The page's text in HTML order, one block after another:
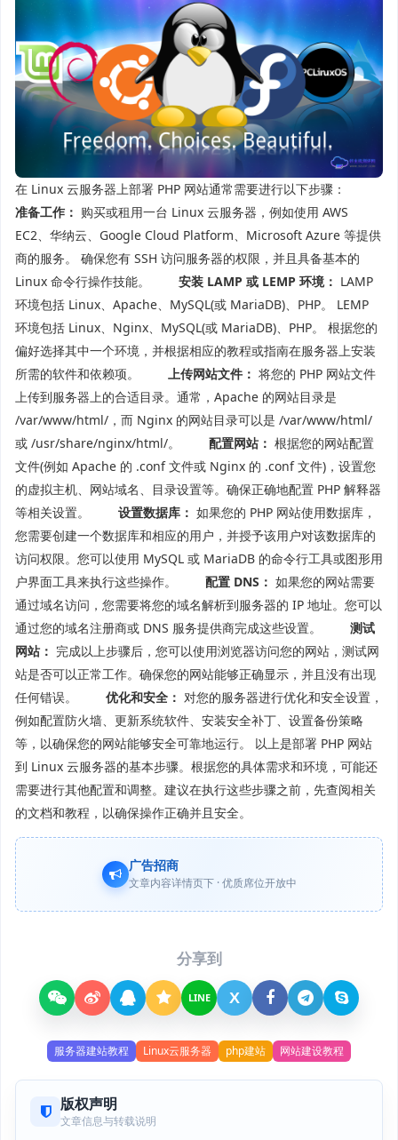
在 Linux 云服务器上部署 PHP 网站通常需要进行以下步骤：
准备工作： 购买或租用一台 Linux 云服务器，例如使用 AWS
EC2、华纳云、Google Cloud Platform、Microsoft Azure 等提供
商的服务。 确保您有 SSH 访问服务器的权限，并且具备基本的
Linux 命令行操作技能。
安装 LAMP 或 LEMP 环境： LAMP
环境包括 Linux、Apache、MySQL(或 MariaDB)、PHP。 LEMP
环境包括 Linux、Nginx、MySQL(或 MariaDB)、PHP。 根据您的
偏好选择其中一个环境，并根据相应的教程或指南在服务器上安装
所需的软件和依赖项。
上传网站文件： 将您的 PHP 网站文件
上传到服务器上的合适目录。通常，Apache 的网站目录是
/var/www/html/，而 Nginx 的网站目录可以是 /var/www/html/
或 /usr/share/nginx/html/。
配置网站： 根据您的网站配置
文件(例如 Apache 的 .conf 文件或 Nginx 的 .conf 文件)，设置您
的虚拟主机、网站域名、目录设置等。确保正确地配置 PHP 解释器
等相关设置。
设置数据库： 如果您的 PHP 网站使用数据库，
您需要创建一个数据库和相应的用户，并授予该用户对该数据库的
访问权限。您可以使用 MySQL 或 MariaDB 的命令行工具或图形用
户界面工具来执行这些操作。
配置 DNS： 如果您的网站需要
通过域名访问，您需要将您的域名解析到服务器的 IP 地址。您可以
通过您的域名注册商或 DNS 服务提供商完成这些设置。
测试
网站： 完成以上步骤后，您可以使用浏览器访问您的网站，测试网
站是否可以正常工作。确保您的网站能够正确显示，并且没有出现
任何错误。
优化和安全： 对您的服务器进行优化和安全设置，
例如配置防火墙、更新系统软件、安装安全补丁、设置备份策略
等，以确保您的网站能够安全可靠地运行。 以上是部署 PHP 网站
到 Linux 云服务器的基本步骤。根据您的具体需求和环境，可能还
需要进行其他配置和调整。建议在执行这些步骤之前，先查阅相关
的文档和教程，以确保操作正确并且安全。
广告招商
文章内容详情页下 · 优质席位开放中
分享到
LINE X
服务器建站教程 Linux云服务器 php建站 网站建设教程
版权声明
文章信息与转载说明